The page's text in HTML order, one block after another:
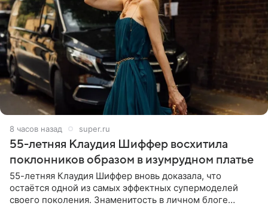
8 часов назад super.ru
55-летняя Клаудия Шиффер восхитила
поклонников образом в изумрудном платье
55-летняя Клаудия Шиффер вновь доказала, что
остаётся одной из самых эффектных супермоделей
своего поколения. Знаменитость в личном блоге